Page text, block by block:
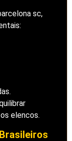
sc,
elencos.